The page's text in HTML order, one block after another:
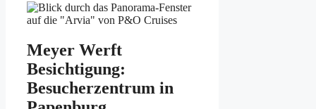
Meyer Werft
Besichtigung:
Besucherzentrum in